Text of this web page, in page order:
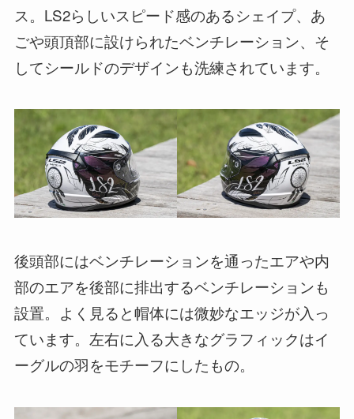
ス。LS2らしいスピード感のあるシェイプ、あ
ごや頭頂部に設けられたベンチレーション、そ
してシールドのデザインも洗練されています。
後頭部にはベンチレーションを通ったエアや内
部のエアを後部に排出するベンチレーションも
設置。よく見ると帽体には微妙なエッジが入っ
ています。左右に入る大きなグラフィックはイ
ーグルの羽をモチーフにしたもの。